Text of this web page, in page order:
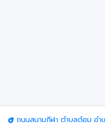
ถนนสนามกีฬา ตำบลต๋อม อำ